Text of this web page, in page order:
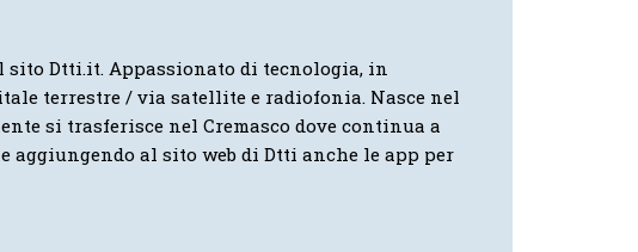
Dtti.it. Appassionato di tecnologia, in
terrestre / via satellite e radiofonia. Nasce nel
si trasferisce nel Cremasco dove continua a
aggiungendo al sito web di Dtti anche le app per